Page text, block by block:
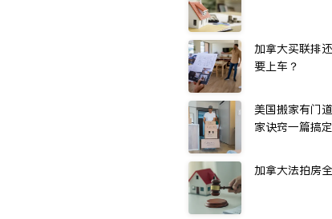
加拿大买联排
要上车？
美国搬家有门
家诀窍一篇搞定
加拿大法拍房